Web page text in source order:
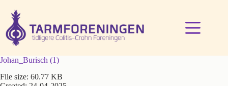
indhold
Johan_Burisch (1)
File size: 60.77 KB